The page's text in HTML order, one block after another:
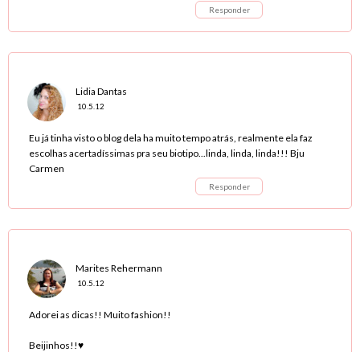
Responder
Lidia Dantas
10.5.12
Eu já tinha visto o blog dela ha muito tempo atrás, realmente ela faz
escolhas acertadíssimas pra seu biotipo...linda, linda, linda!!! Bju
Carmen
Responder
Marites Rehermann
10.5.12
Adorei as dicas!! Muito fashion!!
Beijinhos!!♥